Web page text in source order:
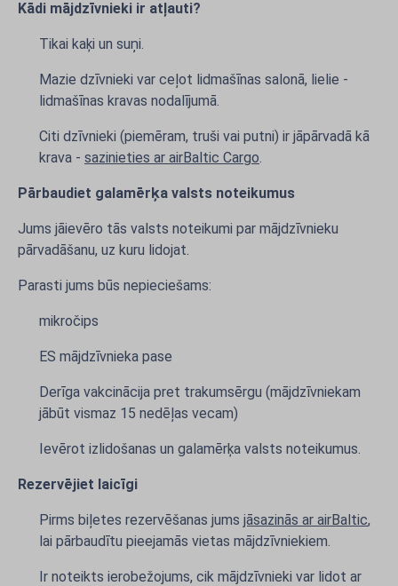
Kādi mājdzīvnieki ir atļauti?
Tikai kaķi un suņi.
Mazie dzīvnieki var ceļot lidmašīnas salonā, lielie -
lidmašīnas kravas nodalījumā.
Citi dzīvnieki (piemēram, truši vai putni) ir jāpārvadā kā
krava - sazinieties ar airBaltic Cargo.
Pārbaudiet galamērķa valsts noteikumus
Jums jāievēro tās valsts noteikumi par mājdzīvnieku
pārvadāšanu, uz kuru lidojat.
Parasti jums būs nepieciešams:
mikročips
ES mājdzīvnieka pase
Derīga vakcinācija pret trakumsērgu (mājdzīvniekam
jābūt vismaz 15 nedēļas vecam)
Ievērot izlidošanas un galamērķa valsts noteikumus.
Rezervējiet laicīgi
Pirms biļetes rezervēšanas jums jāsazinās ar airBaltic,
lai pārbaudītu pieejamās vietas mājdzīvniekiem.
Ir noteikts ierobežojums, cik mājdzīvnieki var lidot ar